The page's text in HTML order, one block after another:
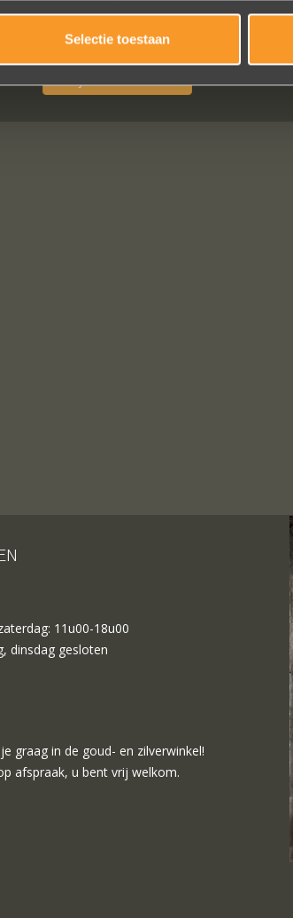
Selectie toestaan
worden.
Brigitte Antoine Guiet
11u00-18u00
dinsdag gesloten
graag in de goud- en zilverwinkel!
afspraak, u bent vrij welkom.